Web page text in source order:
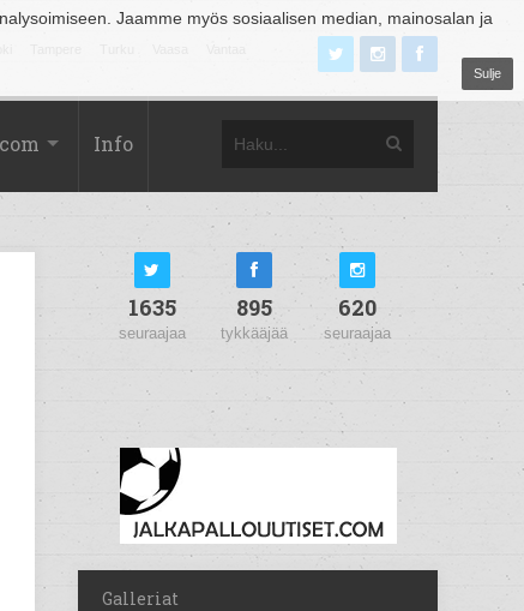
Jaamme myös sosiaalisen median, mainosalan ja
Sulje
Info
1635
seuraajaa
895
tykkääjää
620
seuraajaa
Galleriat